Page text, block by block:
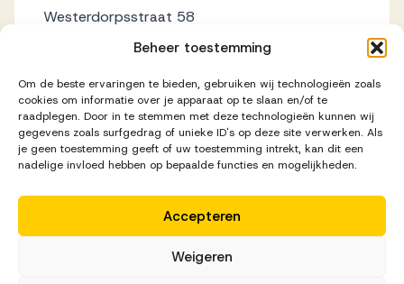
Beheer toestemming
Om de beste ervaringen te bieden, gebruiken wij technologieën zoals
cookies om informatie over je apparaat op te slaan en/of te
raadplegen. Door in te stemmen met deze technologieën kunnen wij
gegevens zoals surfgedrag of unieke ID's op deze site verwerken. Als
je geen toestemming geeft of uw toestemming intrekt, kan dit een
nadelige invloed hebben op bepaalde functies en mogelijkheden.
Accepteren
Weigeren
Westerdorpsstraat 58
3871 AZ Hoevelaken
Privacy Statement